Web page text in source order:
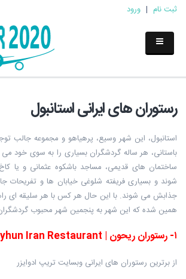
ثبت نام | ورود
رستوران های ایرانی استانبول
استانبول، این شهر وسیع، پرهیاهو و مجموعه جالب
باستانی، هر ساله گردشگران بسیاری را به سوی خود
ساختمان های قدیمی، مساجد باشکوه عثمانی و یا
شوند و بسیاری فریفته شلوغی خیابان ها و تفریحات
جذابش می شوند. با این حال هر کس با هر سلیقه ای
همین شده که این شهر به پنجمین شهر محبوب
۱-رستوران ریحون |
از برترین رستوران های ایرانی وبسایت تریپ ادوایزر